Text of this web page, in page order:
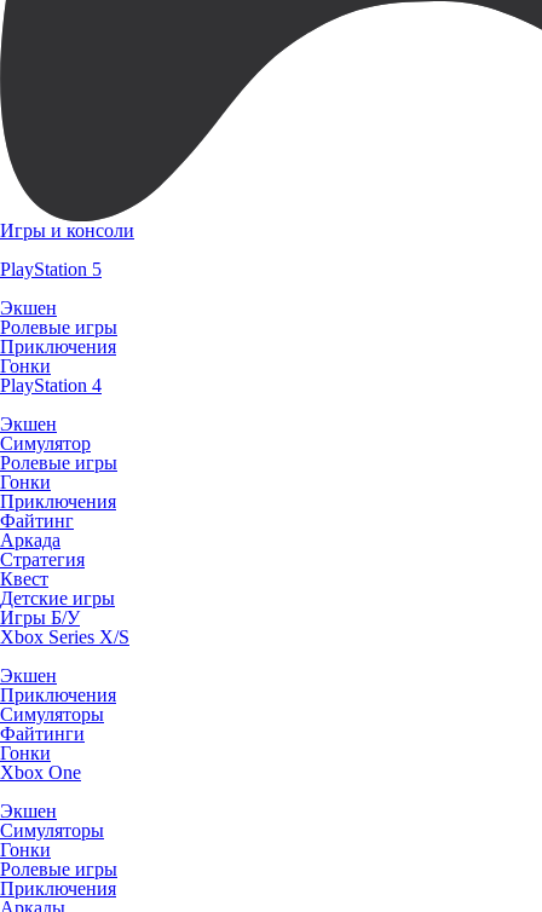
Игры и консоли
PlayStation 5
Экшен
Ролевые игры
Приключения
Гонки
PlayStation 4
Экшен
Симулятор
Ролевые игры
Гонки
Приключения
Файтинг
Аркада
Стратегия
Квест
Детские игры
Игры Б/У
Xbox Series X/S
Экшен
Приключения
Симуляторы
Файтинги
Гонки
Xbox One
Экшен
Симуляторы
Гонки
Ролевые игры
Приключения
Аркады